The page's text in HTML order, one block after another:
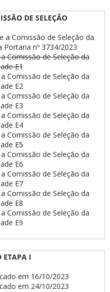
DE SELEÇÃO
a Comissão de Seleção da
nº 3734/2023
Comissão de Seleção da
E1
Comissão de Seleção da
E2
Comissão de Seleção da
E3
Comissão de Seleção da
E4
Comissão de Seleção da
E5
Comissão de Seleção da
E6
Comissão de Seleção da
E7
Comissão de Seleção da
E8
Comissão de Seleção da
E9
ETAPA I
em 16/10/2023
em 24/10/2023